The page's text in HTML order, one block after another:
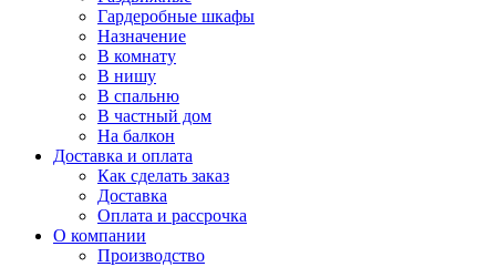
Гардеробные шкафы
Назначение
В комнату
В нишу
В спальню
В частный дом
На балкон
Доставка и оплата
Как сделать заказ
Доставка
Оплата и рассрочка
О компании
Производство